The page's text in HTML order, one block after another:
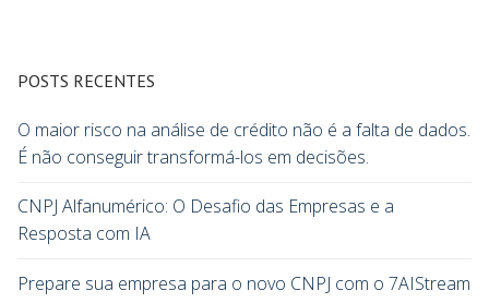
POSTS RECENTES
O maior risco na análise de crédito não é a falta de dados.
É não conseguir transformá-los em decisões.
CNPJ Alfanumérico: O Desafio das Empresas e a
Resposta com IA
Prepare sua empresa para o novo CNPJ com o 7AIStream